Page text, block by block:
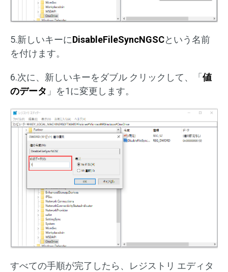
5.新しいキーにDisableFileSyncNGSCという名前
を付けます。
6.次に、新しいキーをダブル クリックして、「 値
のデータ 」を1に変更します。
すべての手順が完了したら、レジストリ エディタ